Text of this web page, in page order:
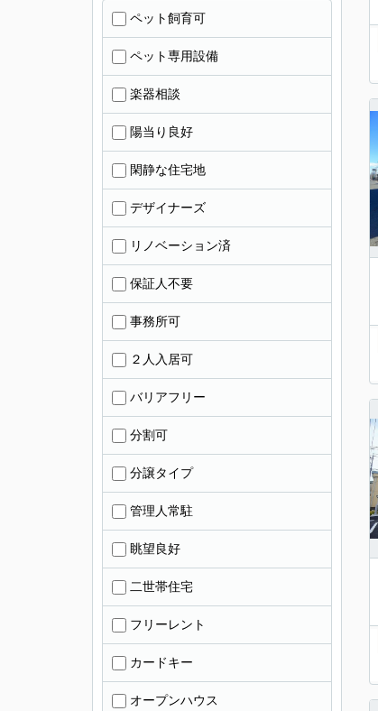
ペット飼育可
ペット専用設備
楽器相談
陽当り良好
閑静な住宅地
デザイナーズ
リノベーション済
保証人不要
事務所可
２人入居可
バリアフリー
分割可
分譲タイプ
管理人常駐
眺望良好
二世帯住宅
フリーレント
カードキー
オープンハウス